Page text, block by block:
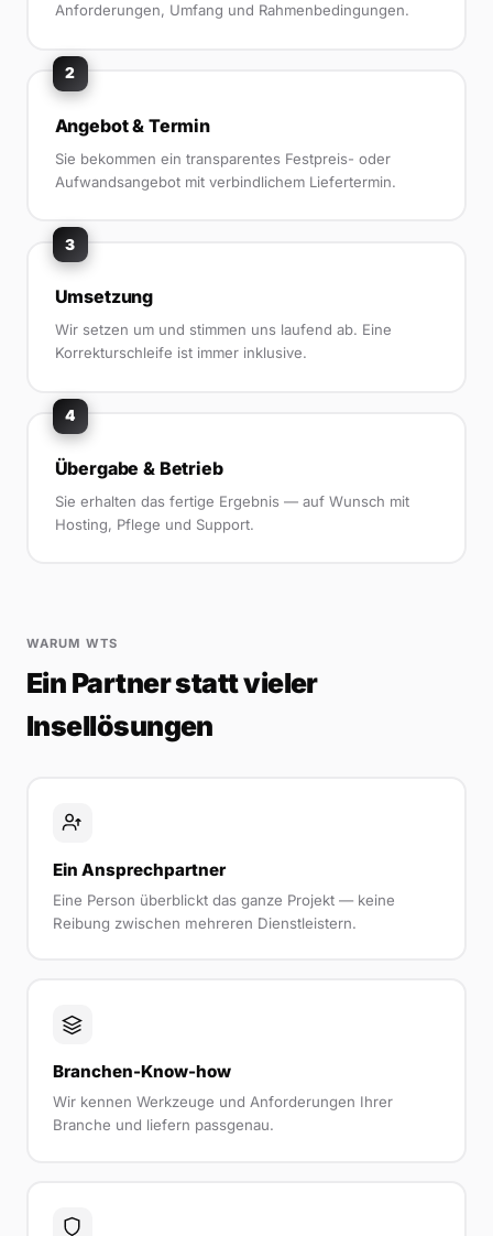
Anforderungen, Umfang und Rahmenbedingungen.
2
Angebot & Termin
Sie bekommen ein transparentes Festpreis- oder
Aufwandsangebot mit verbindlichem Liefertermin.
3
Umsetzung
Wir setzen um und stimmen uns laufend ab. Eine
Korrekturschleife ist immer inklusive.
4
Übergabe & Betrieb
Sie erhalten das fertige Ergebnis — auf Wunsch mit
Hosting, Pflege und Support.
WARUM WTS
Ein Partner statt vieler
Insellösungen
Ein Ansprechpartner
Eine Person überblickt das ganze Projekt — keine
Reibung zwischen mehreren Dienstleistern.
Branchen-Know-how
Wir kennen Werkzeuge und Anforderungen Ihrer
Branche und liefern passgenau.